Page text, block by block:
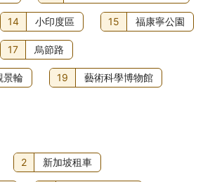
14 小印度區 15 福康寧公園
17 烏節路
景輪 19 藝術科學博物館
2 新加坡租車